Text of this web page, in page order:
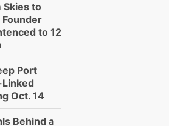
Skies to
Founder
to 12
Port
Linked
Oct. 14
Behind a